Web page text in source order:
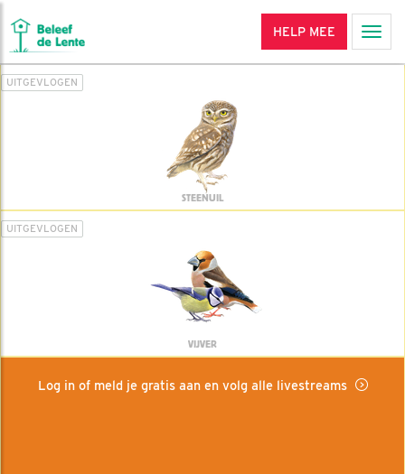
HELP MEE
UITGEVLOGEN
STEENUIL
UITGEVLOGEN
VIJVER
Log in of meld je gratis aan en volg alle livestreams